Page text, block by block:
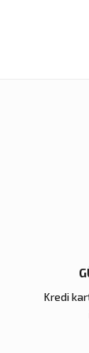
Kredi